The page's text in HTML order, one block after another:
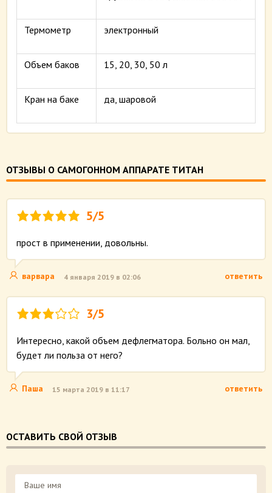
Термометр электронный
Объем баков 15, 20, 30, 50 л
Кран на баке да, шаровой
ОТЗЫВЫ О САМОГОННОМ АППАРАТЕ ТИТАН
5/5
прост в применении, довольны.
варвара 4 января 2019 в 02:06 ответить
3/5
Интересно, какой объем дефлегматора. Больно он мал,
будет ли польза от него?
Паша 15 марта 2019 в 11:17 ответить
ОСТАВИТЬ СВОЙ ОТЗЫВ